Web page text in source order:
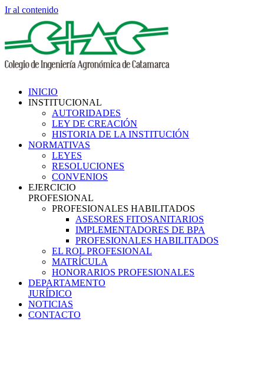
Ir al contenido
INICIO
INSTITUCIONAL
AUTORIDADES
LEY DE CREACIÓN
HISTORIA DE LA INSTITUCIÓN
NORMATIVAS
LEYES
RESOLUCIONES
CONVENIOS
EJERCICIO
PROFESIONAL
PROFESIONALES HABILITADOS
ASESORES FITOSANITARIOS
IMPLEMENTADORES DE BPA
PROFESIONALES HABILITADOS
EL ROL PROFESIONAL
MATRÍCULA
HONORARIOS PROFESIONALES
DEPARTAMENTO
JURÍDICO
NOTICIAS
CONTACTO